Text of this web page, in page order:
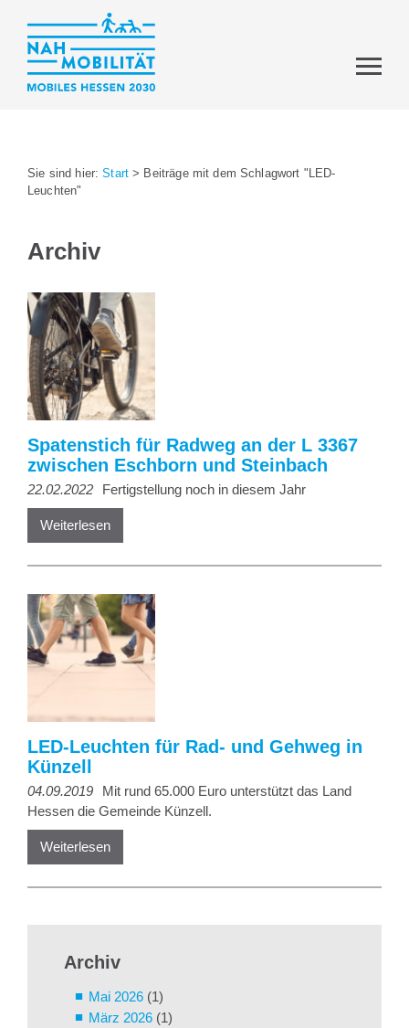
Sie sind hier:Start > Beiträge mit dem Schlagwort "LED-
Leuchten"
Archiv
Spatenstich für Radweg an der L 3367
zwischen Eschborn und Steinbach
22.02.2022 Fertigstellung noch in diesem Jahr
Weiterlesen
LED-Leuchten für Rad- und Gehweg in
Künzell
04.09.2019
Mit rund 65.000 Euro unterstützt das Land
Hessen die Gemeinde Künzell.
Weiterlesen
Archiv
Mai 2026 (1)
März 2026 (1)